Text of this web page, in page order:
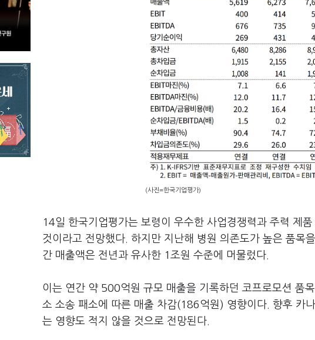
(사진=한국기업평가)
14일 한국기업평가는 보령이 우수한 사업경쟁력과 주력 제
것이라고 전망했다. 하지만 지난해 병원 의존도가 높은 품목
간 매출액은 전년과 유사한 1조원 수준에 머물렀다.
이는 연간 약 500억원 규모 매출을 기록하던 코프로모션 품
소 소송 패소에 따른 매출 차감(186억원) 영향이다. 향후 카
는 영향도 적지 않을 것으로 전망된다.